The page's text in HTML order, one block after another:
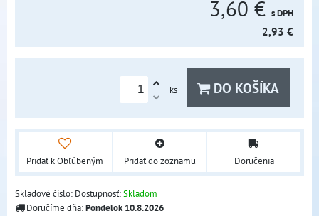
3,60 € s DPH
2,93 €
ks DO KOŠÍKA
Pridať k Obľúbeným Pridať do zoznamu Doručenia
Skladové číslo: Dostupnosť:Skladom
Doručíme dňa:Pondelok10.8.2026